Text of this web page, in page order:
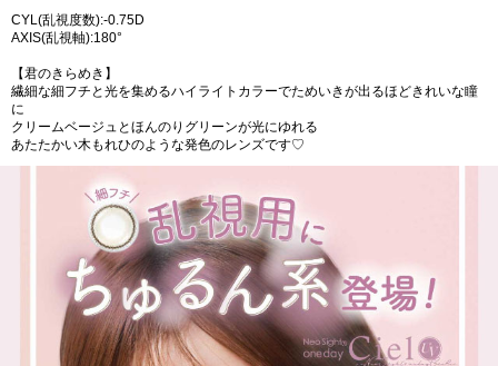
CYL(乱視度数):-0.75D
AXIS(乱視軸):180°
【君のきらめき】
繊細な細フチと光を集めるハイライトカラーでためいきが出るほどきれいな瞳
に
クリームベージュとほんのりグリーンが光にゆれる
あたたかい木もれひのような発色のレンズです♡